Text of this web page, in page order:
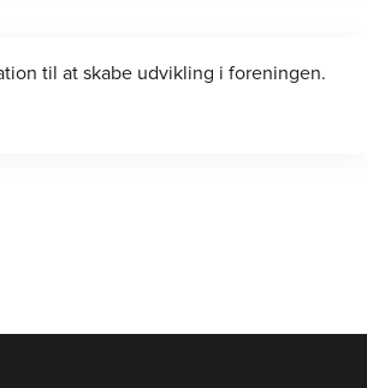
til at skabe udvikling i foreningen.